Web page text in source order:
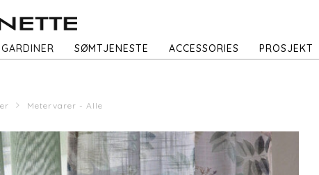
GARDINER SØMTJENESTE ACCESSORIES PROSJEKT
Metervarer - Alle